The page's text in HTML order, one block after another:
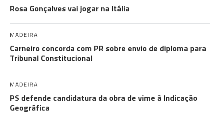
Rosa Gonçalves vai jogar na Itália
MADEIRA
Carneiro concorda com PR sobre envio de diploma para
Tribunal Constitucional
MADEIRA
PS defende candidatura da obra de vime à Indicação
Geográfica